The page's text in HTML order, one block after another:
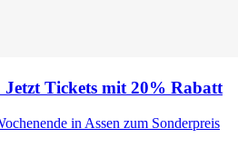
Tickets mit 20% Rabatt
in Assen zum Sonderpreis